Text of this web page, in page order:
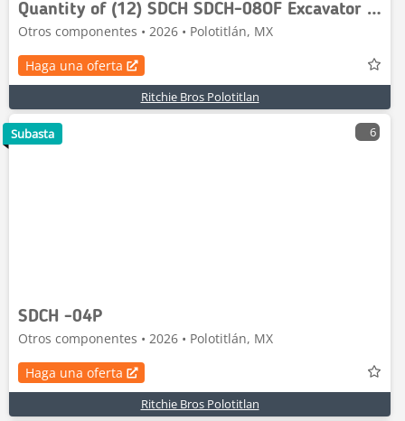
Quantity of (12) SDCH SDCH-08OF Excavator Oil Fil
Otros componentes • 2026 • Polotitlán, MX
Haga una oferta
Ritchie Bros Polotitlan
6
SDCH -04P
Otros componentes • 2026 • Polotitlán, MX
Haga una oferta
Ritchie Bros Polotitlan
Subasta